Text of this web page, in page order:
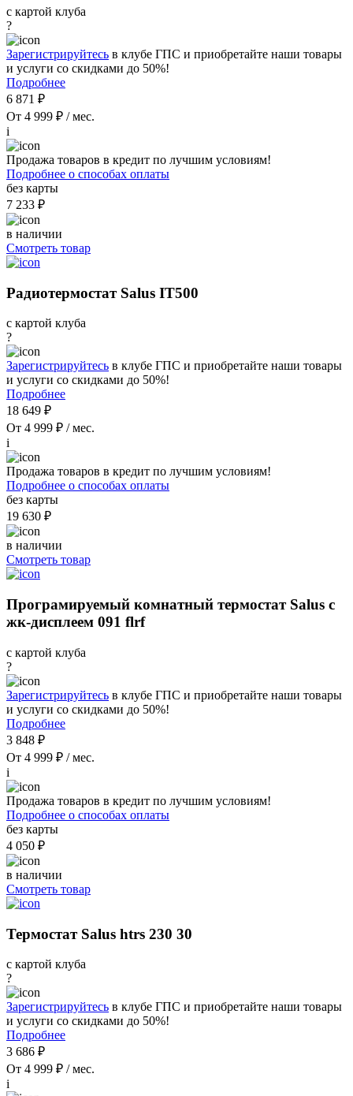
с картой клуба
?
Зарегистрируйтесь в клубе ГПС и приобретайте наши товары
и услуги со скидками до 50%!
Подробнее
6 871 ₽
От 4 999 ₽ / мес.
i
Продажа товаров в кредит по лучшим условиям!
Подробнее о способах оплаты
без карты
7 233 ₽
в наличии
Смотреть товар
Радиотермостат Salus IT500
с картой клуба
?
Зарегистрируйтесь в клубе ГПС и приобретайте наши товары
и услуги со скидками до 50%!
Подробнее
18 649 ₽
От 4 999 ₽ / мес.
i
Продажа товаров в кредит по лучшим условиям!
Подробнее о способах оплаты
без карты
19 630 ₽
в наличии
Смотреть товар
Програмируемый комнатный термостат Salus с
жк-дисплеем 091 flrf
с картой клуба
?
Зарегистрируйтесь в клубе ГПС и приобретайте наши товары
и услуги со скидками до 50%!
Подробнее
3 848 ₽
От 4 999 ₽ / мес.
i
Продажа товаров в кредит по лучшим условиям!
Подробнее о способах оплаты
без карты
4 050 ₽
в наличии
Смотреть товар
Термостат Salus htrs 230 30
с картой клуба
?
Зарегистрируйтесь в клубе ГПС и приобретайте наши товары
и услуги со скидками до 50%!
Подробнее
3 686 ₽
От 4 999 ₽ / мес.
i